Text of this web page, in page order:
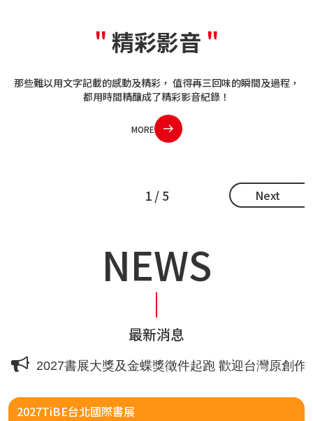
"精彩影音 "
那些難以用文字記載的感動及精彩， 值得再三回味的瞬間及過程，
都用時間精釀成了精彩影音紀錄！
MORE
1 / 5 Next
NEWS
最新消息
2027書展大獎及金蝶獎徵件起跑 歡迎台灣原創作
2027TiBE台北國際書展